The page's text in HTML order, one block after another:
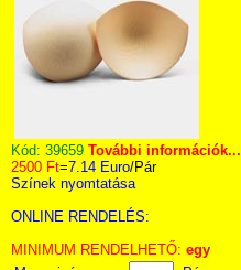
Kód: 39659 További információk...
2500 Ft=7.14 Euro/Pár
Színek nyomtatása
ONLINE RENDELÉS:
MINIMUM RENDELHETŐ: egy